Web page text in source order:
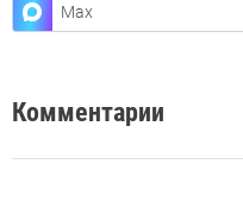
Max
Комментарии